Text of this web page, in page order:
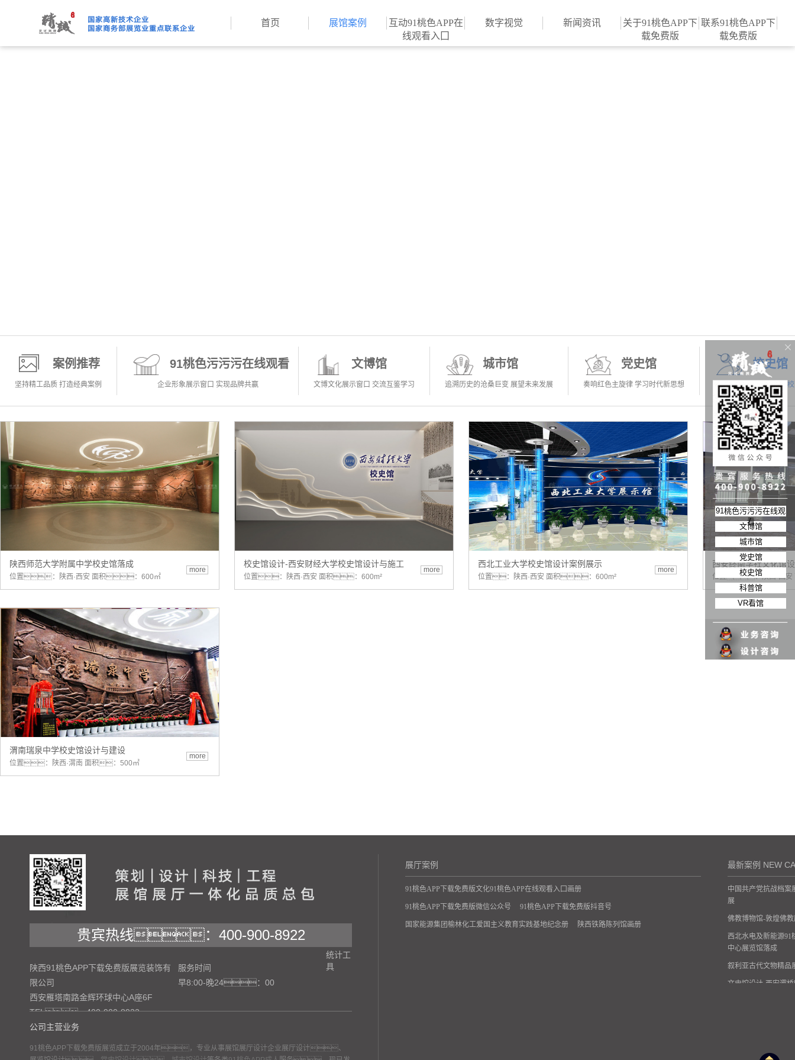
91桃色APP下载免费版,91桃色APP成人,91桃色APP在线观看入囗,91桃色污污污在
首页 展馆案例
互动91桃色APP在
线观看入囗
数字视觉 新闻资讯
关于91桃色APP下
载免费版
联系91桃色APP下
载免费版
案例推荐
坚持精工品质 打造经典案例
91桃色污污污在线观看
企业形象展示窗口 实现品牌共赢
文博馆
文博文化展示窗口 交流互鉴学习
城市馆
追溯历史的沧桑巨变 展望未来发展
党史馆
奏响红色主旋律 学习时代新思想
校史馆
讲述校园发展历程 传承
陕西师范大学附属中学校史馆落成
位置：陕西·西安 面积：600㎡
more
校史馆设计-西安财经大学校史馆设计与施工
位置：陕西·西安 面积：600m²
more
西北工业大学校史馆设计案例展示
位置：陕西·西安 面积：600m²
more
西安终南学社文化馆
位置：陕西·西
渭南瑞泉中学校史馆设计与建设
位置：陕西·渭南 面积：500㎡
more
贵宾热线：400-900-8922
陕西91桃色APP下载免费版展览装饰有
限公司
西安雁塔南路金辉环球中心A座6F
TEL：400-900-8922
服务时间
早8:00-晚24：00
统计工
具
公司主营业务
91桃色APP下载免费版展览成立于2004年，专业从事展馆展厅设计企业展厅设计、
展厅案例
91桃色APP下载免费版文化91桃色APP在线观看入囗画册
91桃色APP下载免费版微信公众号 91桃色APP下载免费版抖音号
国家能源集团榆林化工爱国主义教育实践基地纪念册 陕西铁路陈列馆画册
最新案例 NEW
中国共产党抗战档案
展
佛教博物馆-敦煌佛
西北水电及新能源91
中心展览馆落成
叙利亚古代文物精
文史馆设计-西安灞
91桃色污污污在线观
看
文博馆
城市馆
党史馆
校史馆
科普馆
VR看馆